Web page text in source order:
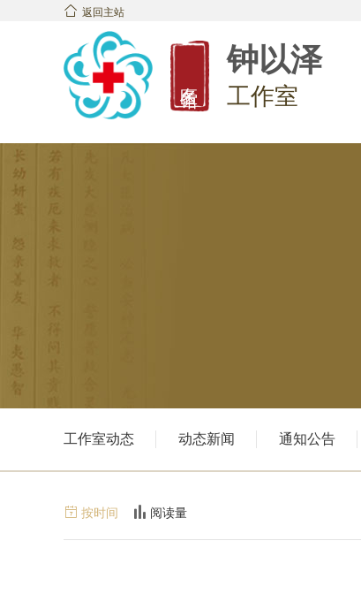
 返回主站
钟以泽
工作室
工作室动态 动态新闻 通知公告
 按时间  阅读量